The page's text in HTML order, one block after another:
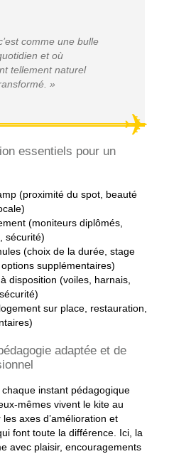
comme une bulle
et où
tellement naturel
»
essentiels pour un
(proximité du spot, beauté
(moniteurs diplômés,
sécurité)
(choix de la durée, stage
supplémentaires)
disposition (voiles, harnais,
sur place, restauration,
adaptée et de
instant pédagogique
mêmes vivent le kite au
axes d’amélioration et
font toute la différence. Ici, la
avec plaisir, encouragements